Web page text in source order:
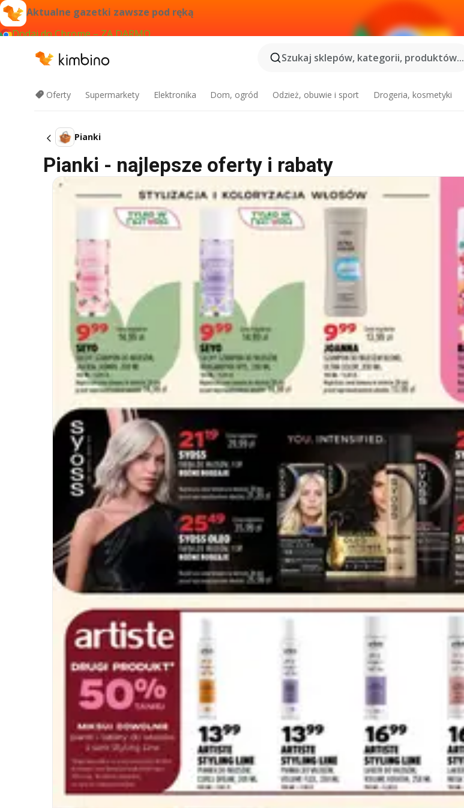
Aktualne gazetki zawsze pod ręką
Dodaj do Chrome – ZA DARMO
Szukaj sklepów, kategorii, produktów...
Oferty Supermarkety Elektronika Dom, ogród Odzież, obuwie i sport Drogeria, kosmetyki
Pianki
Pianki - najlepsze oferty i rabaty